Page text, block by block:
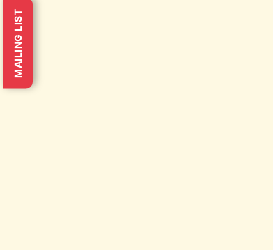
MAILING LIST